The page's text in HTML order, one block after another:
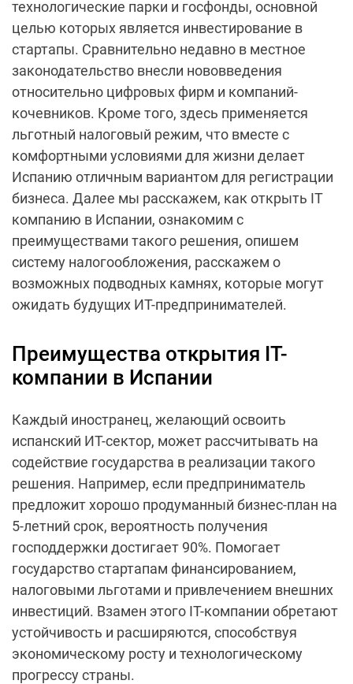
технологические парки и госфонды, основной
целью которых является инвестирование в
стартапы. Сравнительно недавно в местное
законодательство внесли нововведения
относительно цифровых фирм и компаний-
кочевников. Кроме того, здесь применяется
льготный налоговый режим, что вместе с
комфортными условиями для жизни делает
Испанию отличным вариантом для регистрации
бизнеса. Далее мы расскажем, как открыть IT
компанию в Испании, ознакомим с
преимуществами такого решения, опишем
систему налогообложения, расскажем о
возможных подводных камнях, которые могут
ожидать будущих ИТ-предпринимателей.
Преимущества открытия IT-
компании в Испании
Каждый иностранец, желающий освоить
испанский ИТ-сектор, может рассчитывать на
содействие государства в реализации такого
решения. Например, если предприниматель
предложит хорошо продуманный бизнес-план на
5-летний срок, вероятность получения
господдержки достигает 90%. Помогает
государство стартапам финансированием,
налоговыми льготами и привлечением внешних
инвестиций. Взамен этого IT-компании обретают
устойчивость и расширяются, способствуя
экономическому росту и технологическому
прогрессу страны.